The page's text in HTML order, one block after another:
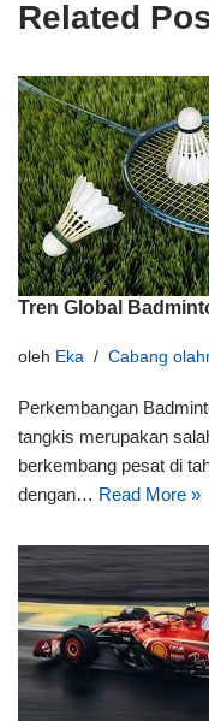
Related
Tren Global
oleh Eka Cabang
Perkembangan
tangkis merupakan
berkembang pesat di
dengan… Read More »